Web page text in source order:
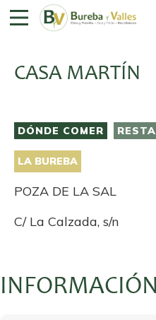
CASA MARTÍN
DÓNDE COMER
LA BUREBA
POZA DE LA SAL
C/ La Calzada, s/n